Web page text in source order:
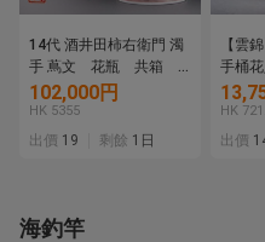
14代 酒井田柿右衛門 濁
手 蔦文 花瓶 共箱
共布
102,000円
HK 5355
出價 19 剩餘 1日
【雲
手桶
飾壺
古美
形 時
HK
出價
海釣竿